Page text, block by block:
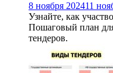
8 ноября 202411
Узнайте, как
Пошаговый план
тендеров.